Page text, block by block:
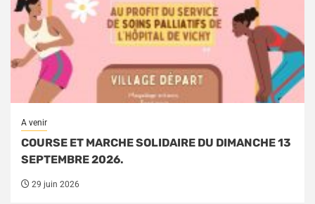
A venir
COURSE ET MARCHE SOLIDAIRE DU DIMANCHE 13
SEPTEMBRE 2026.
29 juin 2026